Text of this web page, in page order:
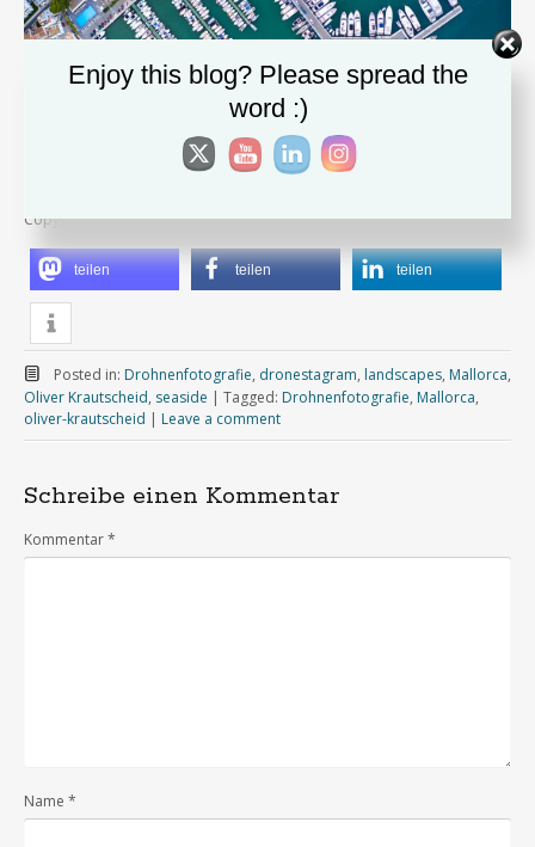
Copyright Oliver Krautscheid
teilen teilen teilen
Posted in: Drohnenfotografie, dronestagram, landscapes, Mallorca,
Oliver Krautscheid, seaside | Tagged: Drohnenfotografie, Mallorca,
oliver-krautscheid | Leave a comment
Schreibe einen Kommentar
Kommentar*
Name *
Enjoy this blog? Please spread the
word :)